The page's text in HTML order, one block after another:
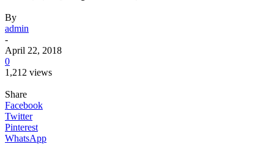
By
admin
-
April 22, 2018
0
1,212 views
Share
Facebook
Twitter
Pinterest
WhatsApp